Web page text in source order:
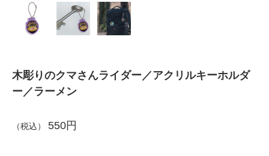
木彫りのクマさんライダー／アクリルキーホルダ
ー／ラーメン
（税込） 550円